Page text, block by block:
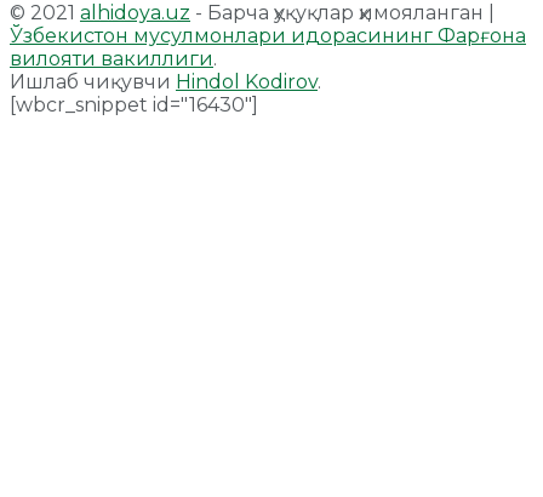
© 2021 alhidoya.uz - Барча ҳуқуқлар ҳимояланган |
Ўзбекистон мусулмонлари идорасининг Фарғона
вилояти вакиллиги.
Ишлаб чиқувчи Hindol Kodirov.
[wbcr_snippet id="16430"]